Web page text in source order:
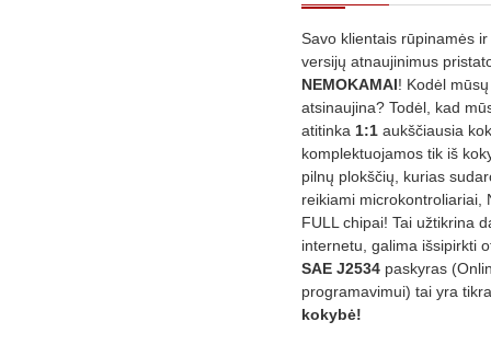
Savo klientais rūpinamės
versijų atnaujinimus
NEMOKAMAI! Kodėl
atsinaujina? Todėl, kad
atitinka 1:1 aukščiausia
komplektuojamos tik iš
pilnų plokščių, kurias
reikiami microkontroliariai,
FULL chipai! Tai užtikrina
internetu, galima išsipirkti
SAE J2534 paskyras
programavimui) tai yra
kokybė!